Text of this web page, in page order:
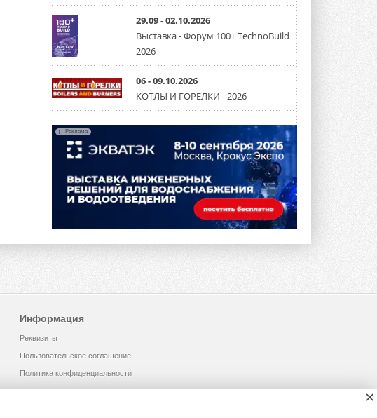
29.09 - 02.10.2026
Выставка - Форум 100+ TechnoBuild
2026
06 - 09.10.2026
КОТЛЫ И ГОРЕЛКИ - 2026
Реклама
Информация
Реквизиты
Пользовательское соглашение
Политика конфиденциальности
×